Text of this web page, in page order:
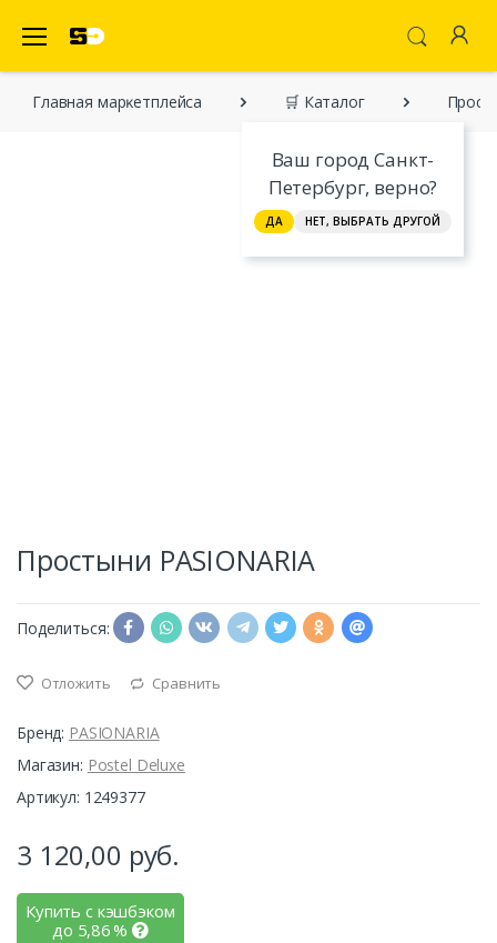
Ваш город Санкт-
Петербург, верно?
ДА НЕТ, ВЫБРАТЬ ДРУГОЙ
Главная марĸетплейса 🛒 Каталог
Простыни PASIONARIA
Поделиться:
Отложить Сравнить
Бренд: PASIONARIA
Магазин: Postel Deluxe
Артикул: 1249377
3 120,00 руб.
Купить с кэшбэком
до 5,86%